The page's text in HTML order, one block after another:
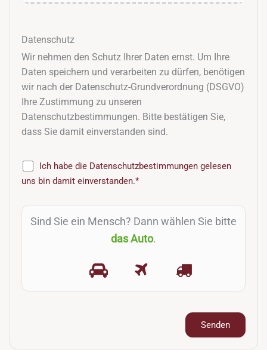
Datenschutz
Wir nehmen den Schutz Ihrer Daten ernst. Um Ihre
Daten speichern und verarbeiten zu dürfen, benötigen
wir nach der Datenschutz-Grundverordnung (DSGVO)
Ihre Zustimmung zu unseren
Datenschutzbestimmungen. Bitte bestätigen Sie,
dass Sie damit einverstanden sind.
Ich habe die Datenschutzbestimmungengelesen
uns bin damit einverstanden.*
Sind Sie ein Mensch? Dann wählen Sie bitte
das Auto.